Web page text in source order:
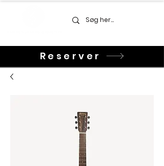
Reserver